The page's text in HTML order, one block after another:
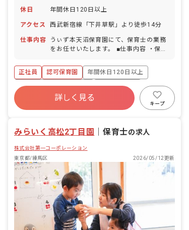
休日 年間休日120日以上
アクセス 西武新宿線「下井草駅」より徒歩14分
仕事内容
うぃず本天沼保育園にて、保育士の業務
をお任せいたします。 ■仕事内容 ・保育
後は研修だけではなく、新人さん向けの
メンター制度も整えています。取り組み
の1つとして、園長先生のほかに「エリ
ア園長」が各園を定期的に巡回していま
す。カウンセラーの様な立場として、お
正社員 認可保育園
年間休日120日以上
寮・住宅・家賃補助あり
社会保険完備
福利厚生充実
昇給昇進あり
詳しく見る
キープ
みらいく高松2丁目園 ｜保育士の求人
株式会社第一コーポレーション
東京都/練馬区
2026/05/12更新